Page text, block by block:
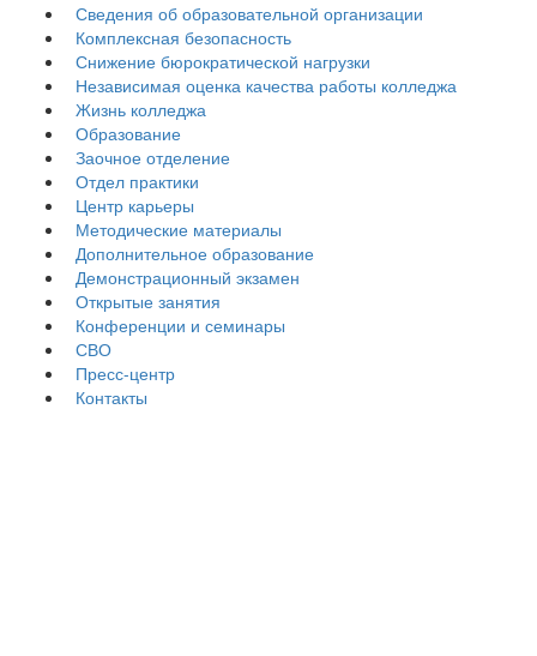
Сведения об образовательной организации
Комплексная безопасность
Снижение бюрократической нагрузки
Независимая оценка качества работы колледжа
Жизнь колледжа
Образование
Заочное отделение
Отдел практики
Центр карьеры
Методические материалы
Дополнительное образование
Демонстрационный экзамен
Открытые занятия
Конференции и семинары
СВО
Пресс-центр
Контакты